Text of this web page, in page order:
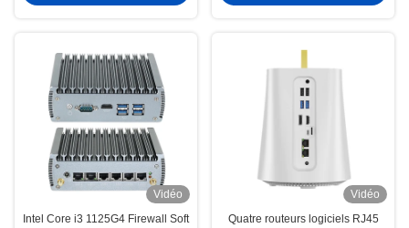
Vidéo
Intel Core i3 1125G4 Firewall Soft
Vidéo
Quatre routeurs logiciels RJ45